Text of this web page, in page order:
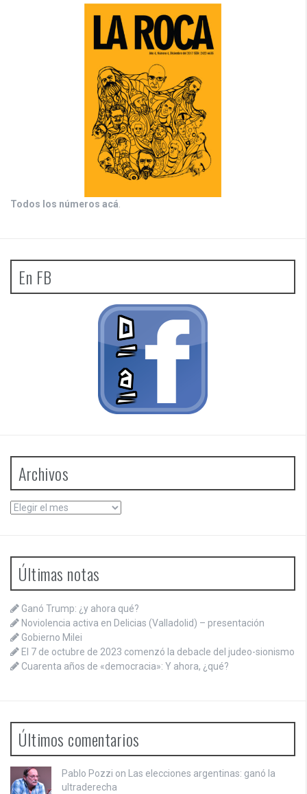
Todos los números acá.
En FB
Archivos
Archivos
Últimas notas
Ganó Trump: ¿y ahora qué?
Noviolencia activa en Delicias (Valladolid) – presentación
Gobierno Milei
El 7 de octubre de 2023 comenzó la debacle del judeo-sionismo
Cuarenta años de «democracia»: Y ahora, ¿qué?
Últimos comentarios
Pablo Pozzi on Las elecciones argentinas: ganó la
ultraderecha